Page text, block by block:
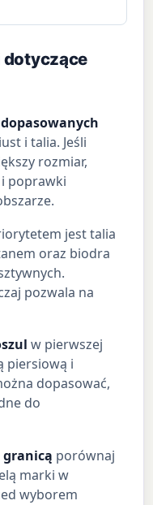
i talia. Jeśli
rozmiar,
poprawki
jest talia
oraz biodra
pozwala na
w pierwszej
piersiową i
dopasować,
do
granicą porównaj
marki w
wyborem